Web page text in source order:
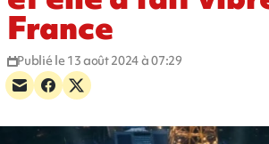
France
Publié le 13 août 2024 à 07:29